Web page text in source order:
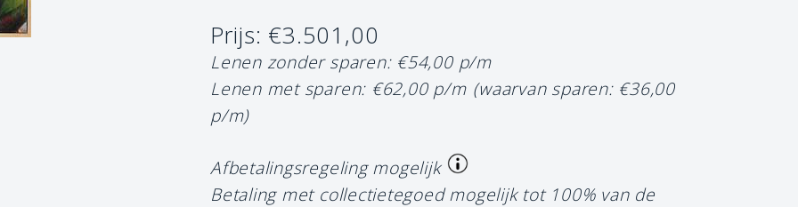
Prijs: €3.501,00
Lenen zonder sparen: €54,00 p/m
Lenen met sparen: €62,00 p/m (waarvan sparen: €36,00
p/m)
Afbetalingsregeling mogelijk
Betaling met collectietegoed mogelijk tot 100% van de